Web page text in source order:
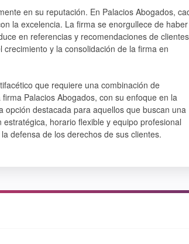
en su reputación. En Palacios Abogados,
la excelencia. La firma se enorgullece de haber
en referencias y recomendaciones de clientes
y la consolidación de la firma en
que requiere una combinación de
Palacios Abogados, con su enfoque en la
destacada para aquellos que buscan una
horario flexible y equipo profesional
defensa de los derechos de sus clientes.